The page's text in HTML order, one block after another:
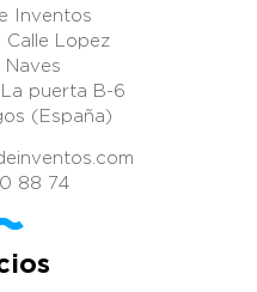
Inventos
Calle Lopez
Naves
puerta B-6
(España)
88 74